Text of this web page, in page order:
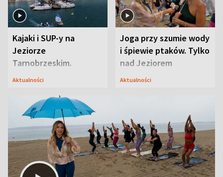
Kajaki i SUP-y na
Jeziorze
Tarnobrzeskim.
Przyrodnicy zwracają
Aktualności
Joga przy szumie wody
i śpiewie ptaków. Tylko
nad Jeziorem
Tarnobrzeskim
Aktualności